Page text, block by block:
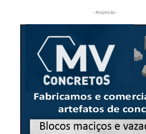
-Anúncio-